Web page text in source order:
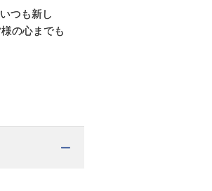
つも新し
の心までも